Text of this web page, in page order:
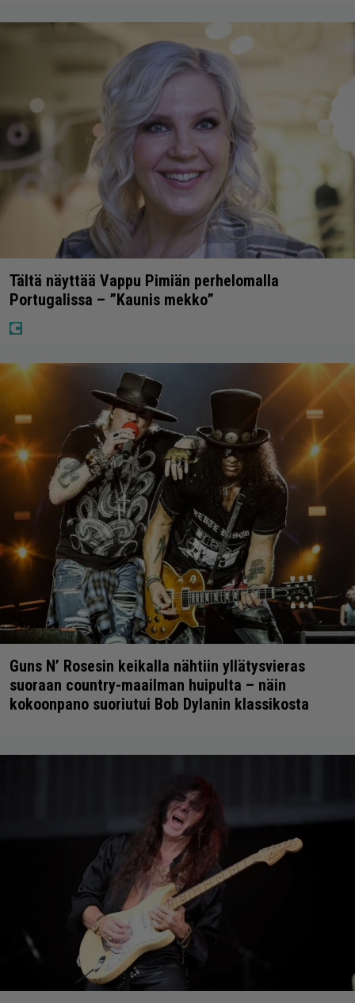
Tältä näyttää Vappu Pimiän perhelomalla
Portugalissa – ”Kaunis mekko”
Guns N’ Rosesin keikalla nähtiin yllätysvieras
suoraan country-maailman huipulta – näin
kokoonpano suoriutui Bob Dylanin klassikosta